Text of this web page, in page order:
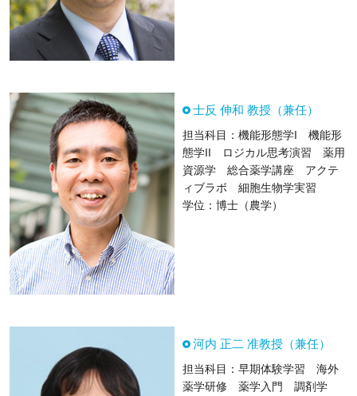
士反 伸和 教授（兼任）
担当科目：機能形態学I 機能形
態学II ロジカル思考演習 薬用
資源学 総合薬学講座 アクテ
ィブラボ 細胞生物学実習
学位：博士（農学）
河内 正二 准教授（兼任）
担当科目：早期体験学習 海外
薬学研修 薬学入門 調剤学